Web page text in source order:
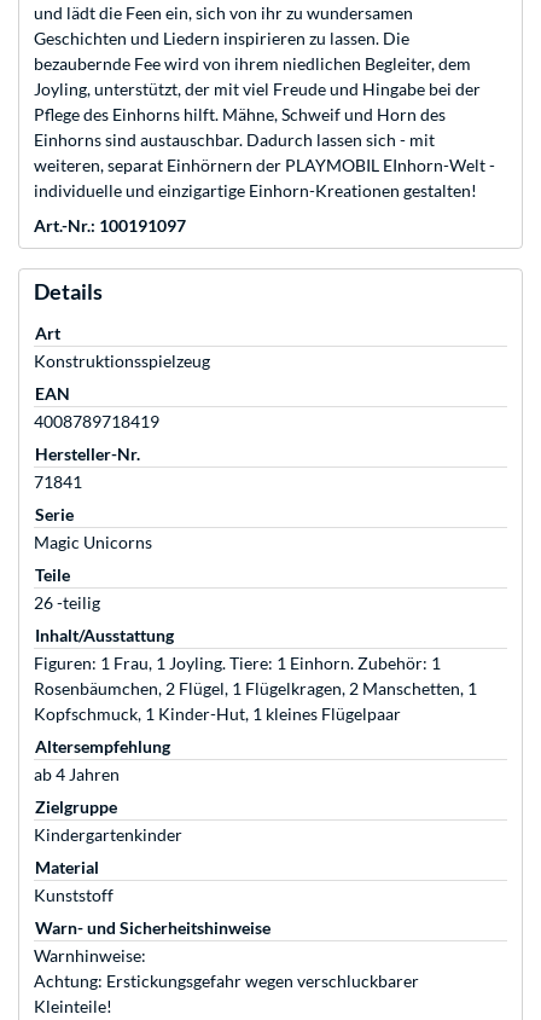
und lädt die Feen ein, sich von ihr zu wundersamen
Geschichten und Liedern inspirieren zu lassen. Die
bezaubernde Fee wird von ihrem niedlichen Begleiter, dem
Joyling, unterstützt, der mit viel Freude und Hingabe bei der
Pflege des Einhorns hilft. Mähne, Schweif und Horn des
Einhorns sind austauschbar. Dadurch lassen sich - mit
weiteren, separat Einhörnern der PLAYMOBIL EInhorn-Welt -
individuelle und einzigartige Einhorn-Kreationen gestalten!
Art.-Nr.: 100191097
Details
Art
Konstruktionsspielzeug
EAN
4008789718419
Hersteller-Nr.
71841
Serie
Magic Unicorns
Teile
26 -teilig
Inhalt/Ausstattung
Figuren: 1 Frau, 1 Joyling. Tiere: 1 Einhorn. Zubehör: 1
Rosenbäumchen, 2 Flügel, 1 Flügelkragen, 2 Manschetten, 1
Kopfschmuck, 1 Kinder-Hut, 1 kleines Flügelpaar
Altersempfehlung
ab 4 Jahren
Zielgruppe
Kindergartenkinder
Material
Kunststoff
Warn- und Sicherheitshinweise
Warnhinweise:
Achtung: Erstickungsgefahr wegen verschluckbarer
Kleinteile!